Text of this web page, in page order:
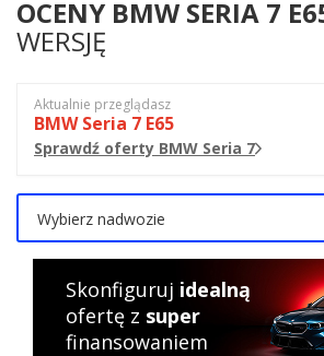
OCENY BMW SERIA 7
WERSJĘ
Aktualnie przeglądasz
BMW Seria 7 E65
Sprawdź oferty BMW Seria 7
Wybierz nadwozie
Skonfiguruj idealną
ofertę z super
finansowaniem